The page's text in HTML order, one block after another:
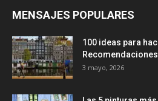
MENSAJES POPULARES
100 ideas para
3 mayo, 2026